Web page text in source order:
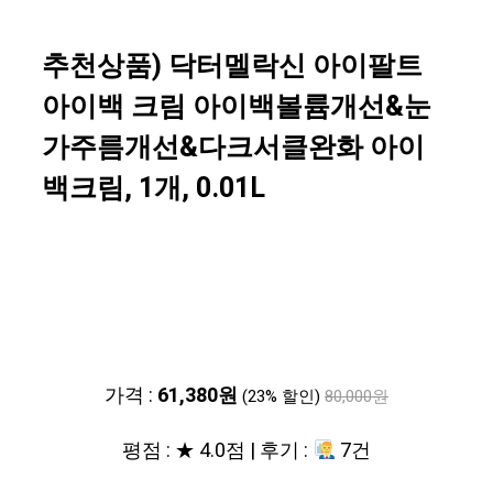
추천상품) 닥터멜락신 아이팔트
아이백 크림 아이백볼륨개선&눈
가주름개선&다크서클완화 아이
백크림, 1개, 0.01L
가격 : 61,380원 (23% 할인) 80,000원
평점 : ★ 4.0점 | 후기 : 7건